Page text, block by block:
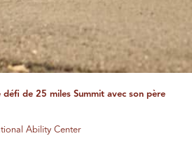
de 25 miles Summit avec son père
Ability Center